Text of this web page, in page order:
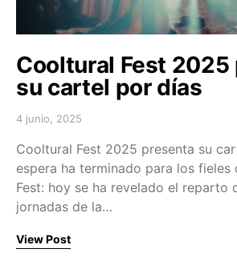
Cooltural Fest 2025
su cartel por días
Posted on
4 junio, 2025
Cooltural Fest 2025 presenta su
espera ha terminado para los fieles
Fest: hoy se ha revelado el reparto
jornadas de la…
View Post